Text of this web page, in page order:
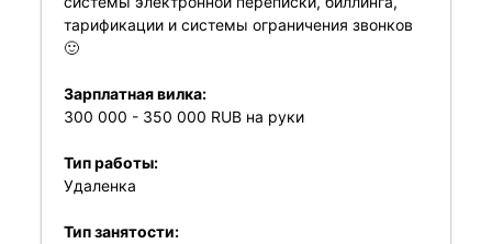
тарификации и системы ограничения звонков
🙂
Зарплатная вилка:
300 000 - 350 000 RUB на руки
Тип работы:
Удаленка
Тип занятости: